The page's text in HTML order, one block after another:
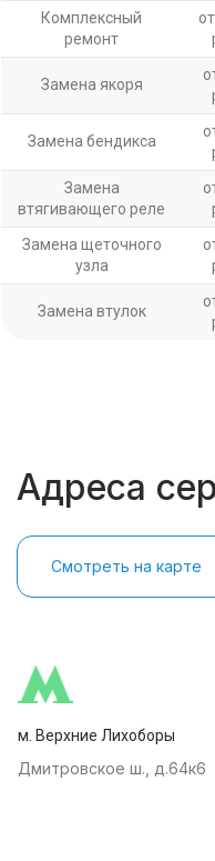
Комплексный
ремонт
Замена якоря
Замена бендикса
Замена
втягивающего реле
Замена щеточного
узла
Замена втулок
Адреса
Смотреть на карте
м. Верхние Лихоборы
Дмитровское ш., д.64к6